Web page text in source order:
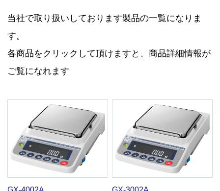
当社で取り扱いしております製品の一覧になりま
す。
各商品をクリックして頂けますと、商品詳細情報が
ご覧になれます